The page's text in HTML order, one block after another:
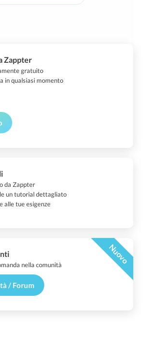
Zappter
gratuito
in qualsiasi momento
da Zappter
un tutorial dettagliato
alle tue esigenze
Nuovo
nella comunità
/ Forum